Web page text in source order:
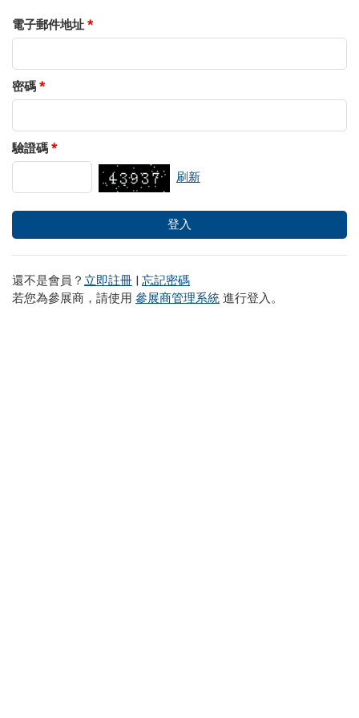
電子郵件地址 *
密碼 *
驗證碼 *
刷新
還不是會員？ 立即註冊 | 忘記密碼
若您為參展商，請使用 參展商管理系統 進行登入。